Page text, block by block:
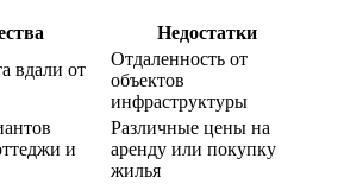
Недостатки
вдали от
Отдаленность от
объектов
инфраструктуры
и
Различные цены на
аренду или покупку
жилья